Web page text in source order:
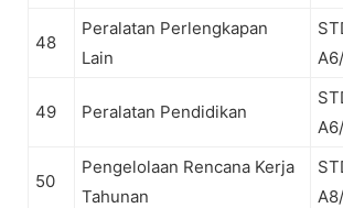
48
Peralatan Perlengkapan
Lain
49 Peralatan Pendidikan
50
Pengelolaan Rencana Kerja
Tahunan